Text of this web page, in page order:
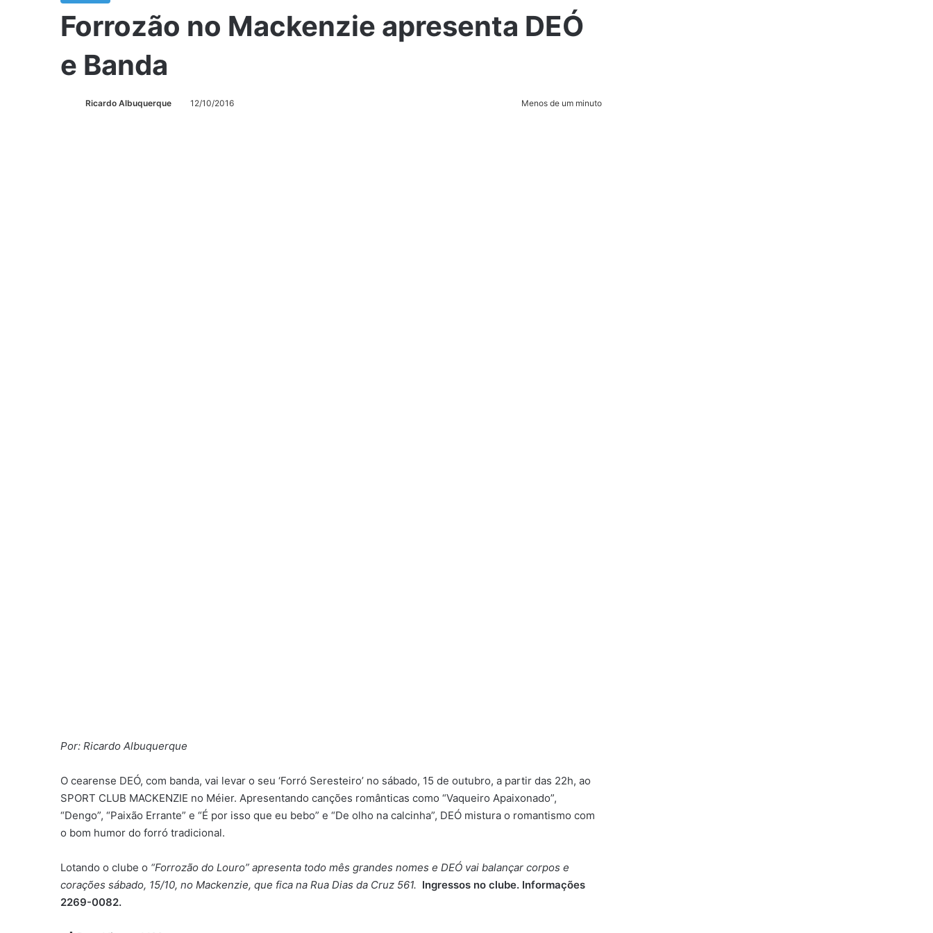
Forrozão no Mackenzie apresenta DEÓ
e Banda
Ricardo Albuquerque 12/10/2016 Menos de um minuto
Por: Ricardo Albuquerque
O cearense DEÓ, com banda, vai levar o seu ‘Forró Seresteiro’ no sábado, 15 de outubro, a partir das 22h, ao
SPORT CLUB MACKENZIE no Méier. Apresentando canções românticas como “Vaqueiro Apaixonado”,
“Dengo”, “Paixão Errante” e “É por isso que eu bebo” e “De olho na calcinha”, DEÓ mistura o romantismo com
o bom humor do forró tradicional.
Lotando o clube o “Forrozão do Louro” apresenta todo mês grandes nomes e DEÓ vai balançar corpos e
corações sábado, 15/10, no Mackenzie, que fica na Rua Dias da Cruz 561. Ingressos no clube. Informações
2269-0082.